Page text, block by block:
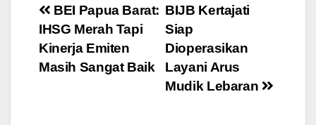
Post
navigation
BIJB Kertajati
Siap
Dioperasikan
Layani Arus
Mudik Lebaran
BEI Papua Barat:
IHSG Merah Tapi
Kinerja Emiten
Masih Sangat Baik